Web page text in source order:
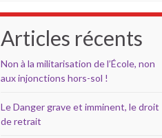
Articles récents
Non à la militarisation de l’École, non
aux injonctions hors-sol !
Le Danger grave et imminent, le droit
de retrait